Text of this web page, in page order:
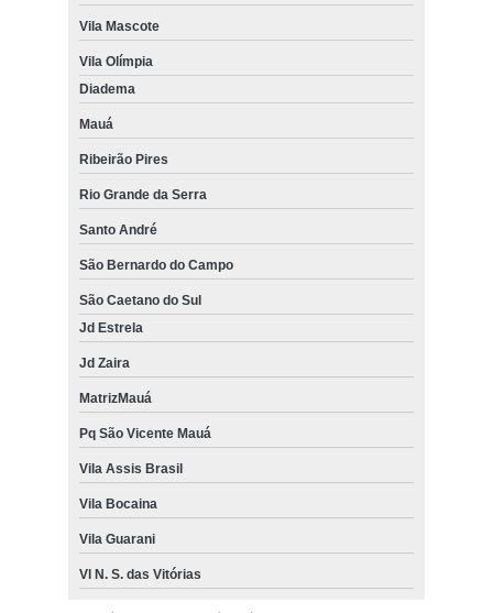
Vila Mascote
Vila Olímpia
Diadema
Mauá
Ribeirão Pires
Rio Grande da Serra
Santo André
São Bernardo do Campo
São Caetano do Sul
Jd Estrela
Jd Zaira
MatrizMauá
Pq São Vicente Mauá
Vila Assis Brasil
Vila Bocaina
Vila Guarani
Vl N. S. das Vitórias